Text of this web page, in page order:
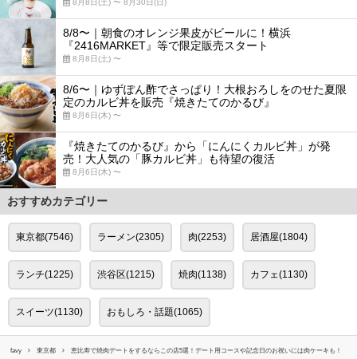
8月8日(土) 〜 8月30日(日)
8/8〜｜朝食のオレンジ果皮がビールに！横浜
『2416MARKET』等で限定販売スタート
8月8日(土) 〜
8/6〜｜ゆずぽん酢でさっぱり！大根おろしをのせた夏限
定のカルビ丼を販売『焼きたてのかるび』
8月6日(木) 〜
『焼きたてのかるび』から「にんにくカルビ丼」が発
売！大人気の「豚カルビ丼」も待望の復活
8月6日(木) 〜
おすすめカテゴリー
東京都(7546) ラーメン(2305) 肉(2253) 居酒屋(1804)
ランチ(1225) 渋谷区(1215) 焼肉(1138) カフェ(1130)
スイーツ(1130) おもしろ・話題(1065)
favy 東京都 恵比寿で焼肉デートをするならこの店5選！デート用コースや記念日のお祝いには肉ケーキも！